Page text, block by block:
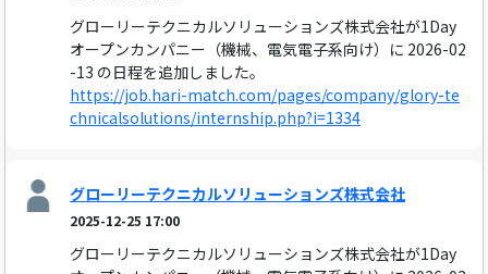
グローリーテクニカルソリューションズ株式会社が1Day
オープンカンパニー（機械、電気電子系向け）に 2026-02
-13 の日程を追加しました。
https://job.hari-match.com/pages/company/glory-te
chnicalsolutions/internship.php?i=1334
グローリーテクニカルソリューションズ株式会社
2025-12-25 17:00
グローリーテクニカルソリューションズ株式会社が1Day